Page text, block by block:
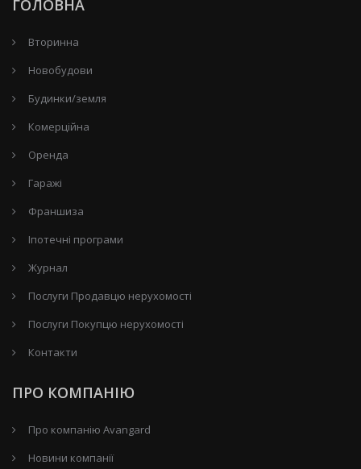
ГОЛОВНА
Вторинна
Новобудови
Будинки/земля
Комерційна
Оренда
Гаражі
Франшиза
Іпотечні програми
Журнал
Послуги Продавцю нерухомості
Послуги Покупцю нерухомості
Контакти
ПРО КОМПАНІЮ
Про компанію Avangard
Новини компанії